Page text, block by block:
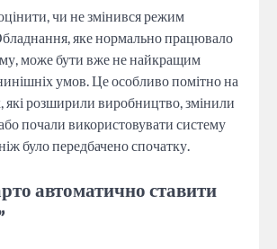
чи не змінився режим
яке нормально працювало
може бути вже не найкращим
умов. Це особливо помітно на
які розширили виробництво, змінили
почали використовувати систему
було передбачено спочатку.
автоматично ставити